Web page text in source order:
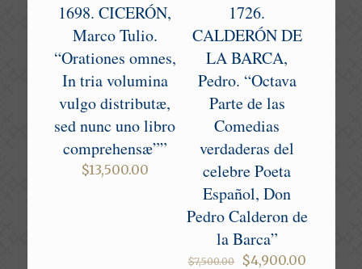
1698. CICERÓN,
Marco Tulio.
“Orationes omnes,
In tria volumina
vulgo distributæ,
sed nunc uno libro
comprehensæ””
$13,500.00
1726.
CALDERÓN DE
LA BARCA,
Pedro. “Octava
Parte de las
Comedias
verdaderas del
celebre Poeta
Español, Don
Pedro Calderon de
la Barca”
$7,500.00
Original
$4,900.00